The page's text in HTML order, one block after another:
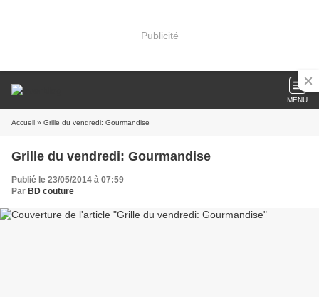
Publicité
MENU
Accueil » Grille du vendredi: Gourmandise
Grille du vendredi: Gourmandise
Publié le 23/05/2014 à 07:59
Par BD couture